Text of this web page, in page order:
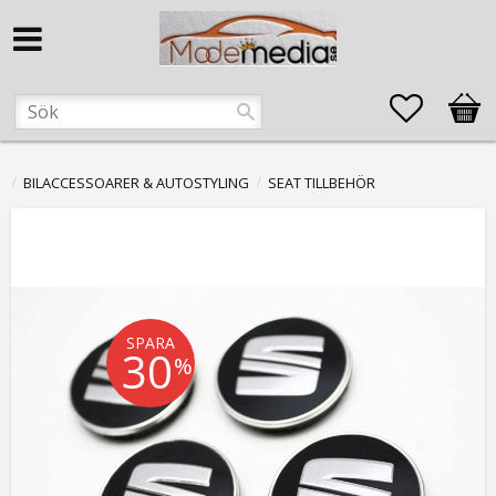
Favoriter
BILACCESSOARER & AUTOSTYLING SEAT TILLBEHÖR
SPARA
30%